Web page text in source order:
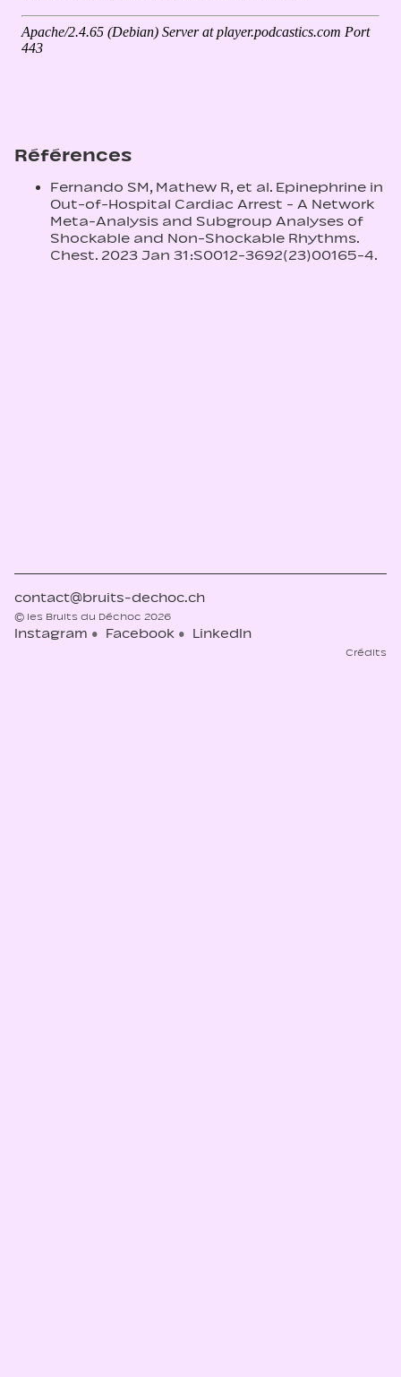
Références
Fernando SM, Mathew R, et al. Epinephrine in
Out-of-Hospital Cardiac Arrest - A Network
Meta-Analysis and Subgroup Analyses of
Shockable and Non-Shockable Rhythms.
Chest. 2023 Jan 31:S0012-3692(23)00165-4.
contact@bruits-dechoc.ch
© les Bruits du Déchoc 2026
Instagram Facebook LinkedIn
Crédits